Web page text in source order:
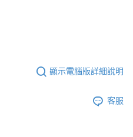
顯示電腦版詳細說明
客服